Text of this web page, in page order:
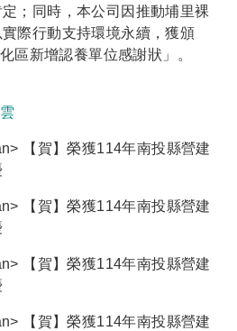
定；同時，本公司因推動埔里裸
際行動支持環境永續，獲頒
區新增認養單位感謝狀」。